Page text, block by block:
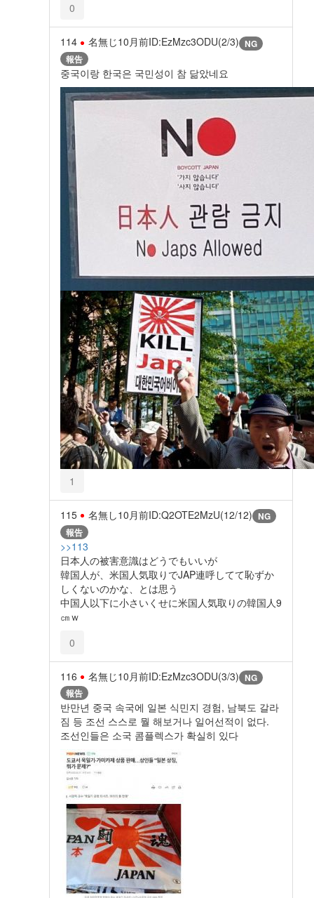
0
114 名無じ10月前ID:EzMzc3ODU(2/3) NG
報告
중국이랑 한국은 국민성이 참 닮았네요
1
115 名無し10月前ID:Q2OTE2MzU(12/12) NG
報告
>>113
日本人の被害意識はどうでもいいが
韓国人が、米国人気取りでJAP連呼してて恥ずか
しくないのかな、とは思う
中国人以下に小さいくせに米国人気取りの韓国人9
㎝ｗ
0
116 名無じ10月前ID:EzMzc3ODU(3/3) NG
報告
반만년 중국 속국에 일본 식민지 경험, 남북도 갈라
짐 등 조선 스스로 뭘 해보거나 일어선적이 없다.
조선인들은 소국 콤플렉스가 확실히 있다